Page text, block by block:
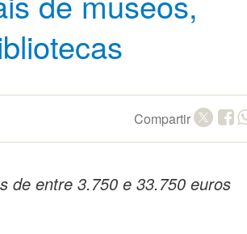
Compartir
de entre 3.750 e 33.750 euros